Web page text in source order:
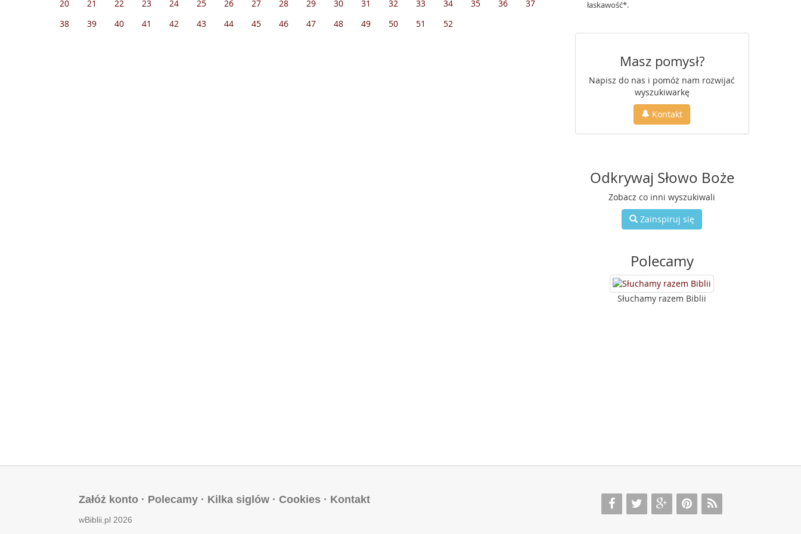
20
21 22 23 24 25 26 27 28 29 30 31 32 33 34 35 36
37
38
39 40 41 42 43 44 45 46 47 48 49 50 51 52
łaskawość*.
Masz pomysł?
Napisz do nas i pomóż nam rozwijać
wyszukiwarkę
Kontakt
Odkrywaj Słowo Boże
Zobacz co inni wyszukiwali
Zainspiruj się
Polecamy
Słuchamy razem Biblii
Załóż konto · Polecamy · Kilka siglów · Cookies · Kontakt
wBiblii.pl 2026